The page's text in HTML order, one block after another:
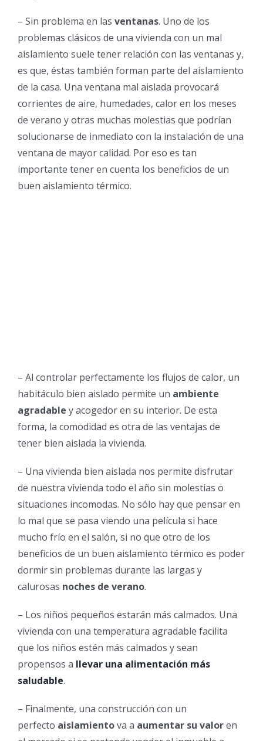
– Sin problema en las ventanas. Uno de los
problemas clásicos de una vivienda con un mal
aislamiento suele tener relación con las ventanas y,
es que, éstas también forman parte del aislamiento
de la casa. Una ventana mal aislada provocará
corrientes de aire, humedades, calor en los meses
de verano y otras muchas molestias que podrían
solucionarse de inmediato con la instalación de una
ventana de mayor calidad. Por eso es tan
importante tener en cuenta los beneficios de un
buen aislamiento térmico.
– Al controlar perfectamente los flujos de calor, un
habitáculo bien aislado permite un ambiente
agradable y acogedor en su interior. De esta
forma, la comodidad es otra de las ventajas de
tener bien aislada la vivienda.
– Una vivienda bien aislada nos permite disfrutar
de nuestra vivienda todo el año sin molestias o
situaciones incomodas. No sólo hay que pensar en
lo mal que se pasa viendo una película si hace
mucho frío en el salón, si no que otro de los
beneficios de un buen aislamiento térmico es poder
dormir sin problemas durante las largas y
calurosas noches de verano.
– Los niños pequeños estarán más calmados. Una
vivienda con una temperatura agradable facilita
que los niños estén más calmados y sean
propensos a llevar una alimentación más
saludable.
– Finalmente, una construcción con un
perfecto aislamientova a aumentar su valoren